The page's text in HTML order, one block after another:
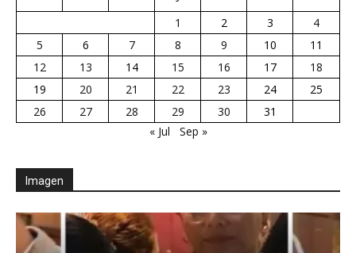
1
2 3
4
5
6 7 8 9 10
11
12
13 14 15 16 17
18
19
20 21 22 23 24
25
26
27 28 29 30
31
« Jul
Sep »
Imagen